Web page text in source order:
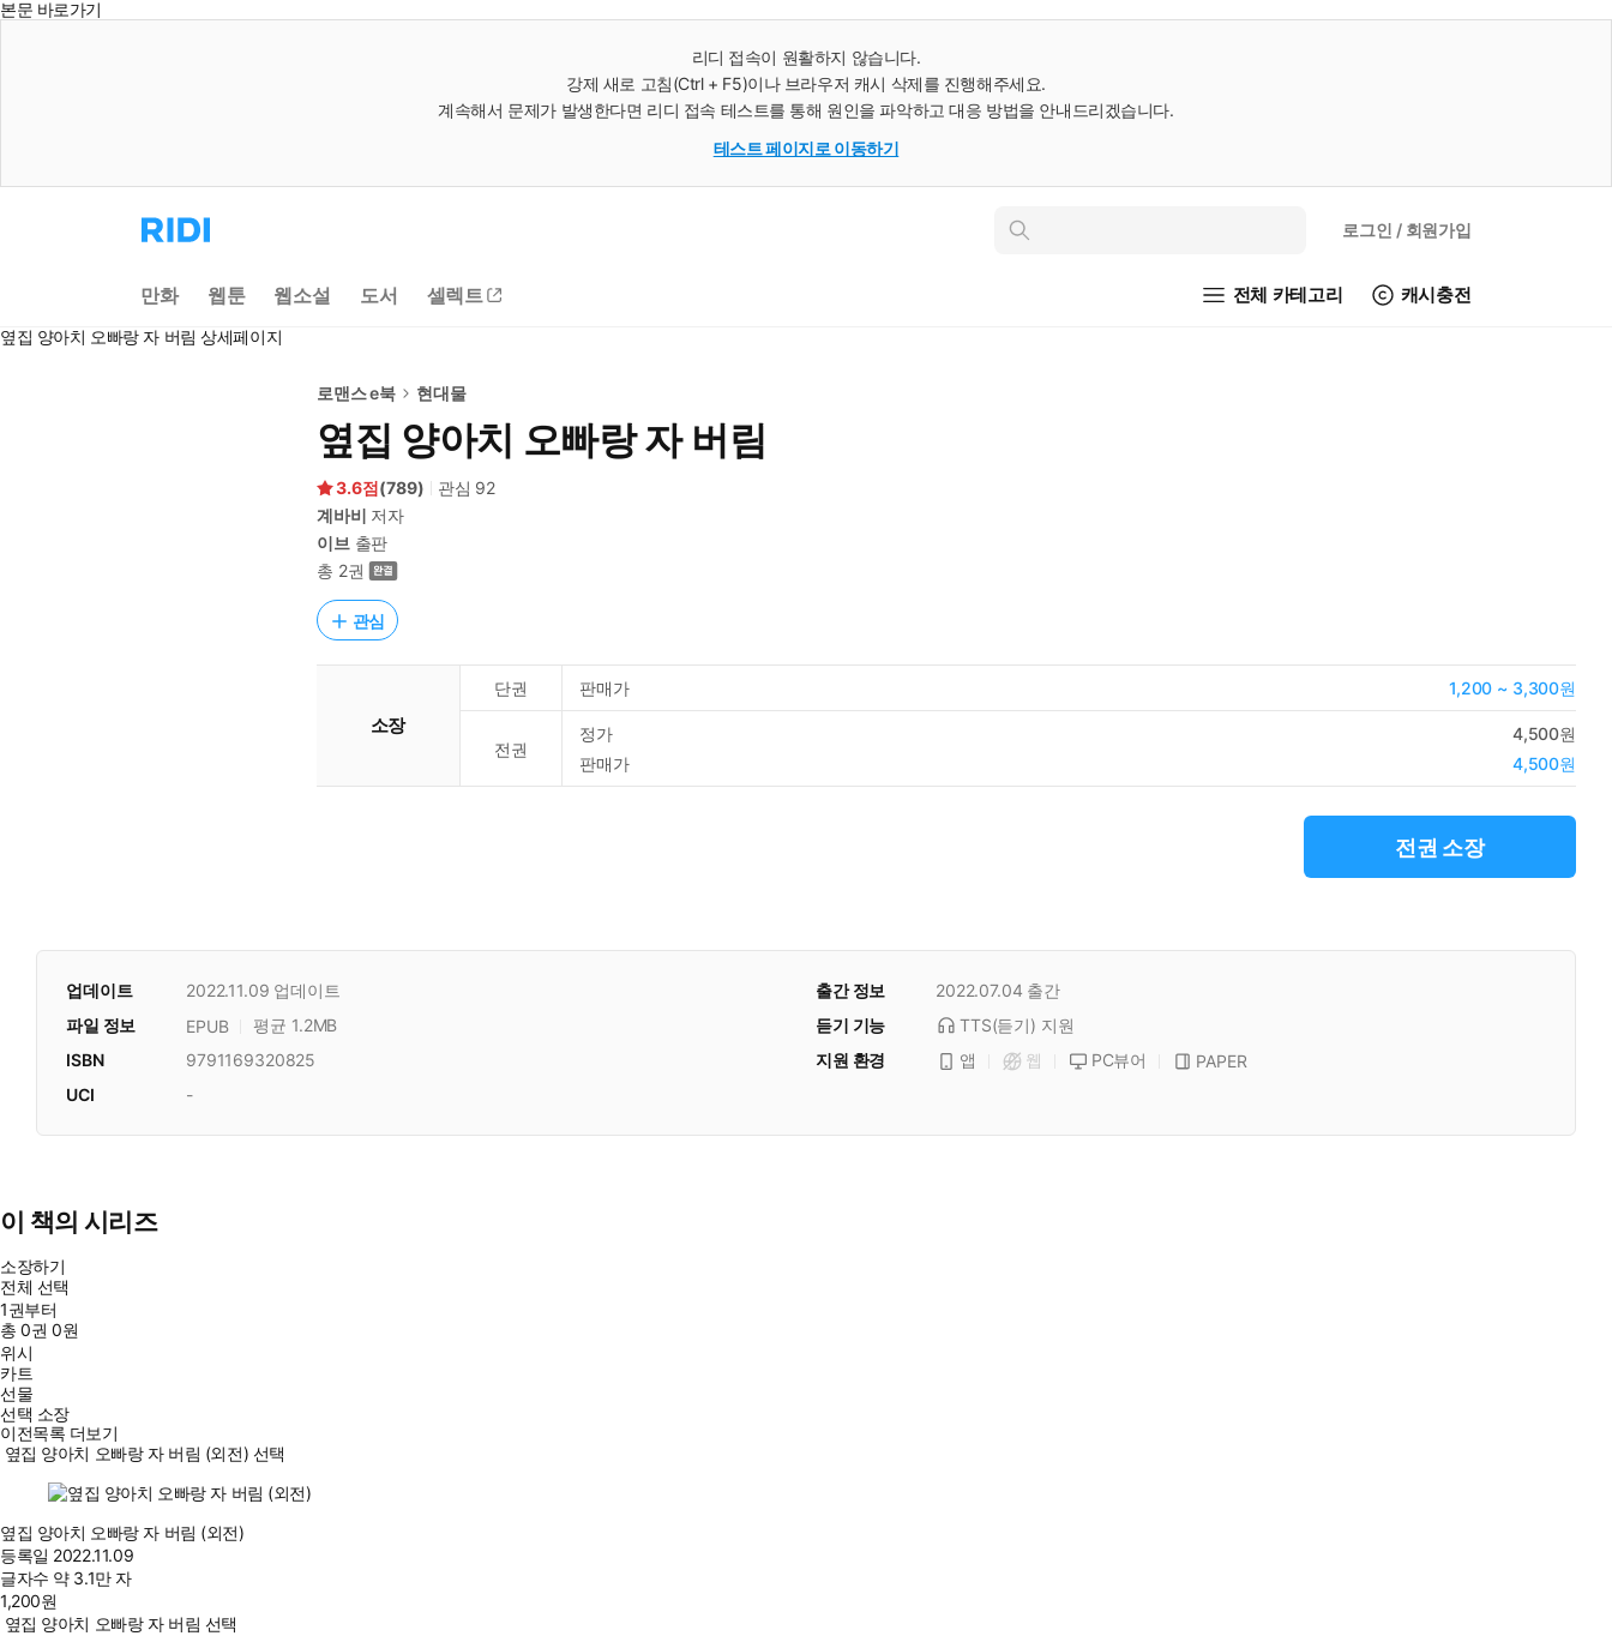
본문 바로가기
리디 접속이 원활하지 않습니다.
강제 새로 고침(Ctrl + F5)이나 브라우저 캐시 삭제를 진행해주세요.
계속해서 문제가 발생한다면 리디 접속 테스트를 통해 원인을 파악하고 대응 방법을 안내드리겠습니다.
테스트 페이지로 이동하기
리
디
으
로
동
인
로그인 / 회원가입
만화 웹툰 웹소설 도서 셀렉트 전체 카테고리 캐시충전
옆집 양아치 오빠랑 자 버림 상세페이지
로맨스 e북 현대물
옆집 양아치 오빠랑 자 버림
3.6 (789) 관심 92
계바비 저자
이브 출판
총 2권
관심
소장
단권 판매가 1,200 ~ 3,300원
전권
정가
4,500원
판매가
4,500원
전권 소장
업데이트 2022.11.09 업데이트 출간 정보 2022.07.04 출간
듣기 기능
TTS(듣기) 지원
파일 정보 EPUB
평균 1.2MB
지원 환경
앱 웹 PC뷰어 PAPER
ISBN
9791169320825
UCI
-
이 책의 시리즈
소장하기
전체 선택
1권부터
총0권 0원
위시
카트
선물
선택 소장
이전목록 더보기
옆집 양아치 오빠랑 자 버림 (외전) 선택
옆집 양아치 오빠랑 자 버림 (외전)
등록일 2022.11.09
글자수 약 3.1만 자
1,200원
옆집 양아치 오빠랑 자 버림 선택